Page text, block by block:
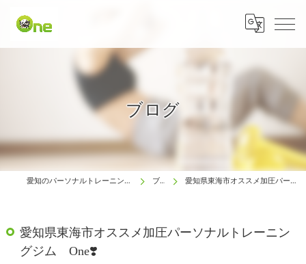
ブログ
愛知のパーソナルトレーニングは生涯動ける体研究所 One ブログ 愛知県東海市オススメ加圧パーソナルトレーニングジム One❣️
愛知県東海市オススメ加圧パーソナルトレーニン
グジム One❣️